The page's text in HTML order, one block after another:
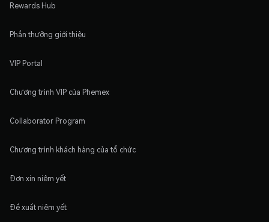
Rewards Hub
Phần thưởng giới thiệu
VIP Portal
Chương trình VIP của Phemex
Collaborator Program
Chương trình khách hàng của tổ chức
Đơn xin niêm yết
Đề xuất niêm yết